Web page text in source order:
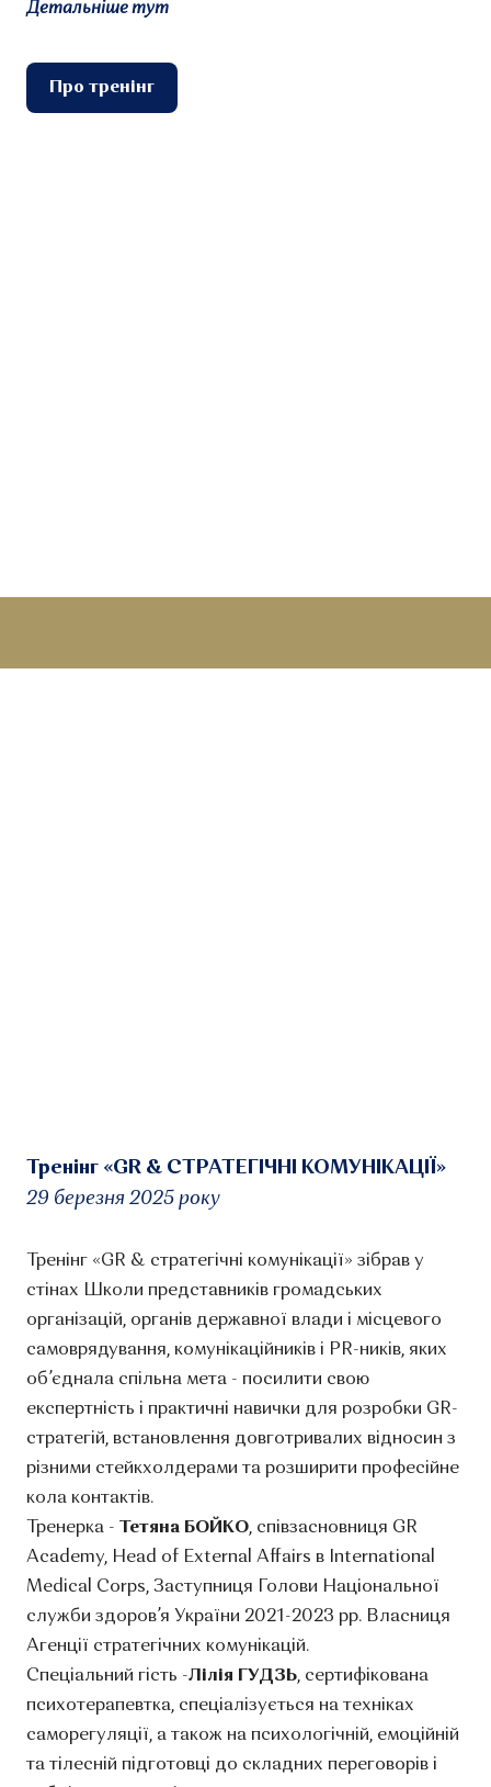
Детальніше тут
Про тренінг
Тренінг «GR & СТРАТЕГІЧНІ КОМУНІКАЦІЇ»
29 березня 2025 року
Тренінг «GR & стратегічні комунікації» зібрав у
стінах Школи представників громадських
організацій, органів державної влади і місцевого
самоврядування, комунікаційників і PR-ників, яких
об’єднала спільна мета - посилити свою
експертність і практичні навички для розробки GR-
стратегій, встановлення довготривалих відносин з
різними стейкхолдерами та розширити професійне
кола контактів.
Тренерка - Тетяна БОЙКО, співзасновниця GR
Academy, Head of External Affairs в International
Medical Corps, Заступниця Голови Національної
служби здоров’я України 2021-2023 рр. Власниця
Агенції стратегічних комунікацій.
Спеціальний гість -Лілія ГУДЗЬ, сертифікована
психотерапевтка, спеціалізується на техніках
саморегуляції, а також на психологічній, емоційній
та тілесній підготовці до складних переговорів і